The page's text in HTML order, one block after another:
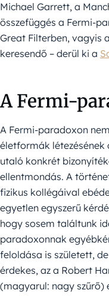
Michael Garrett, a
összefüggés a Fermi-
Great Filterben, vagyis
keresendő – derül ki a
A Fermi-
A Fermi-paradoxon
életformák létezésének
utaló konkrét
ellentmondás. A
fizikus kollégáival
egyetlen egyszerű
hogy sosem találtunk
paradoxonnak
feloldása is született,
érdekes, az a Robert
(magyarul: nagy szűrő)